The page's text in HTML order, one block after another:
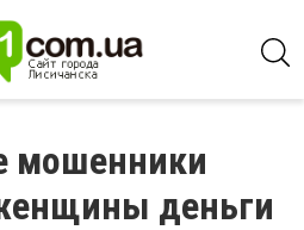
мошенники
деньги